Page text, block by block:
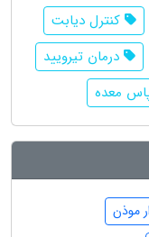
کنترل دیابت
درمان تیرویید
معده
موذن